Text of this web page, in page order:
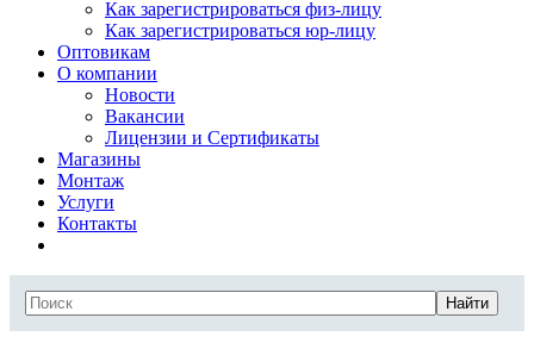
Как зарегистрироваться физ-лицу
Как зарегистрироваться юр-лицу
Оптовикам
О компании
Новости
Вакансии
Лицензии и Сертификаты
Магазины
Монтаж
Услуги
Контакты
Найти